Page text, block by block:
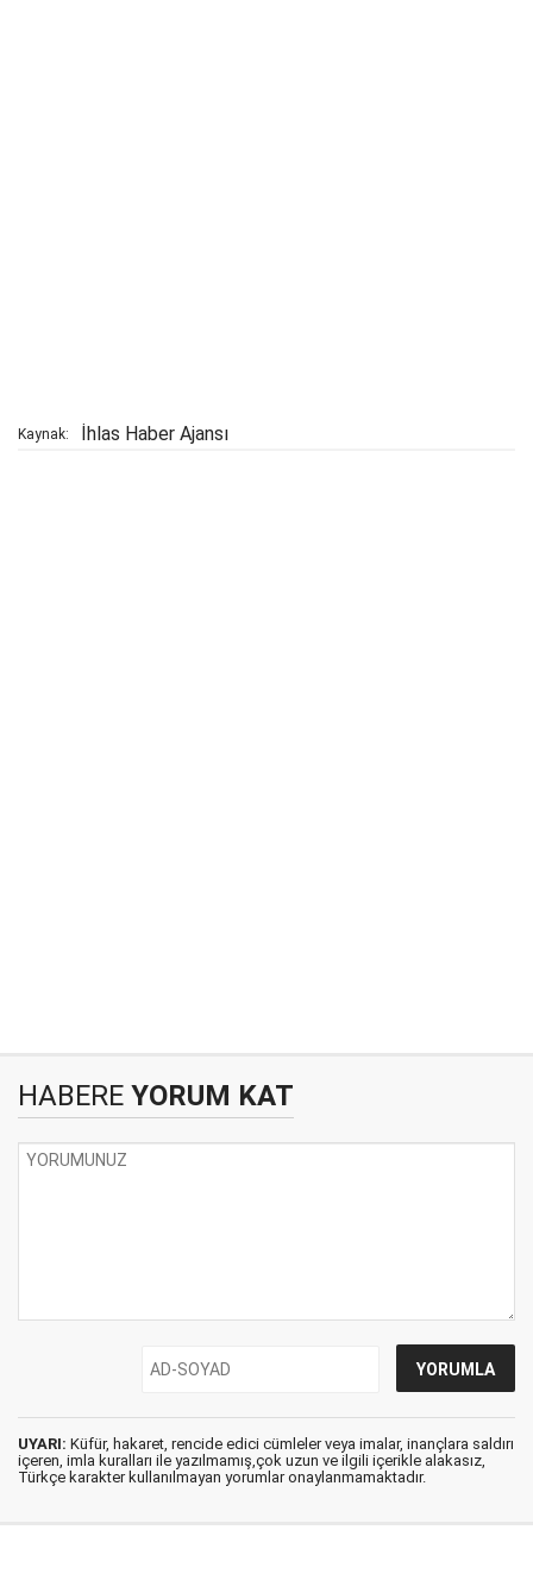
Kaynak: İhlas Haber Ajansı
HABERE YORUM KAT
UYARI: Küfür, hakaret, rencide edici cümleler veya imalar, inançlara saldırı
içeren, imla kuralları ile yazılmamış,çok uzun ve ilgili içerikle alakasız,
Türkçe karakter kullanılmayan yorumlar onaylanmamaktadır.